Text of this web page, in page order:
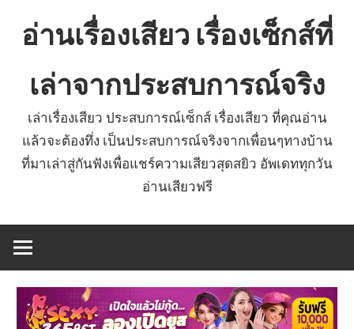
อ่านเรื่องเสียว เรื่องเซ็กส์ที่
เล่าจากประสบการณ์จริง
เล่าเรื่องเสียว ประสบการณ์เซ็กส์ เรื่องเสียว ที่คุณอ่าน
แล้วจะต้องทึ่ง เป็นประสบการณ์จริงจากเพื่อนๆทางบ้าน
ที่มาเล่าสู่กันฟังเพื่อแชร์ความเสียวสุดสยิว อัพเดททุกวัน
อ่านเสียวฟรี